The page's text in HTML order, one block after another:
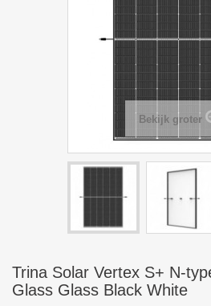
Bekijk groter
Trina Solar Vertex S+ N-
Glass Glass Black White